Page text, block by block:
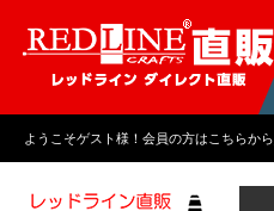
ようこそゲスト様！会員の方はこちらから